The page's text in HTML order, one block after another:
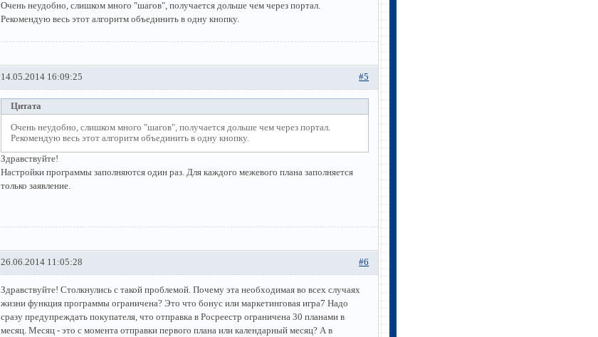
Очень неудобно, слишком много "шагов", получается дольше чем через портал.
Рекомендую весь этот алгоритм объединить в одну кнопку.
#5
14.05.2014 16:09:25
Цитата
Очень неудобно, слишком много "шагов", получается дольше чем через портал.
Рекомендую весь этот алгоритм объединить в одну кнопку.
Здравствуйте!
Настройки программы заполняются один раз. Для каждого межевого плана заполняется
только заявление.
#6
26.06.2014 11:05:28
Здравствуйте! Столкнулись с такой проблемой. Почему эта необходимая во всех случаях
жизни функция программы ограничена? Это что бонус или маркетинговая игра7 Надо
сразу предупреждать покупателя, что отправка в Росреестр ограничена 30 планами в
месяц. Месяц - это с момента отправки первого плана или календарный месяц? А в